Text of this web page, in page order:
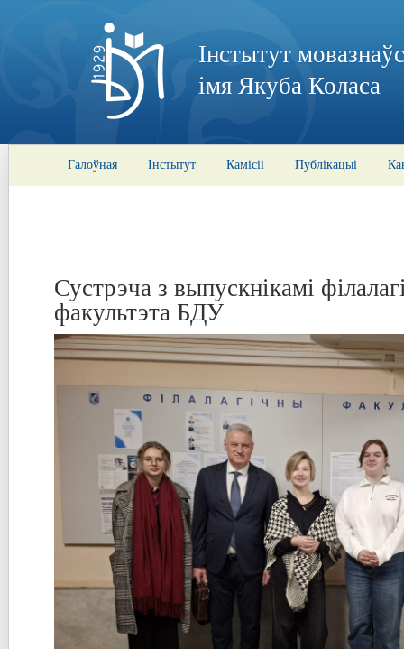
Інстытут
імя Якуба Коласа
Галоўная Інстытут Камісіі Публікацыі
Сустрэча з выпускнікамі
факультэта БДУ